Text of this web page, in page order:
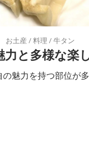
お土産/料理/牛タン
力と多様な楽
魅力を持つ部位が